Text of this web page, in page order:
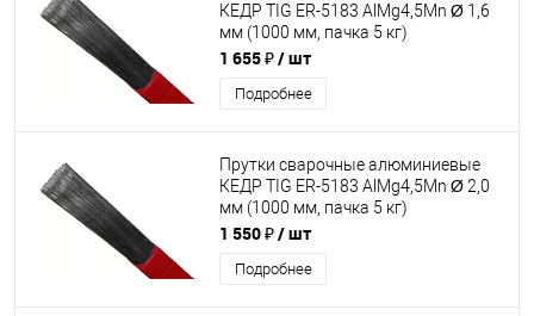
КЕДР TIG ER-5183 AlMg4,5Mn Ø 1,6
мм (1000 мм, пачка 5 кг)
1 655 ₽/ шт
Подробнее
Прутки сварочные алюминиевые
КЕДР TIG ER-5183 AlMg4,5Mn Ø 2,0
мм (1000 мм, пачка 5 кг)
1 550 ₽/ шт
Подробнее